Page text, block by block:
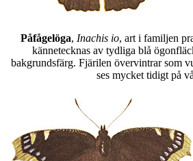
Påfågelöga, Inachis io, art i familjen
kännetecknas av tydliga blå
bakgrundsfärg. Fjärilen övervintrar som
ses mycket tidigt på